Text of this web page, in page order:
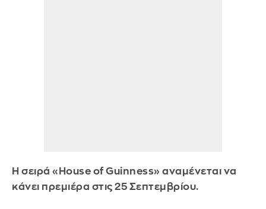
Η σειρά «House of Guinness» αναμένεται να
κάνει πρεμιέρα στις 25 Σεπτεμβρίου.